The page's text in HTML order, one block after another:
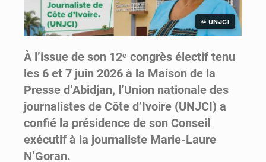
© UNJCI
À l’issue de son 12ᵉ congrès électif tenu
les 6 et 7 juin 2026 à la Maison de la
Presse d’Abidjan, l’Union nationale des
journalistes de Côte d’Ivoire (UNJCI) a
confié la présidence de son Conseil
exécutif à la journaliste Marie-Laure
N’Goran.